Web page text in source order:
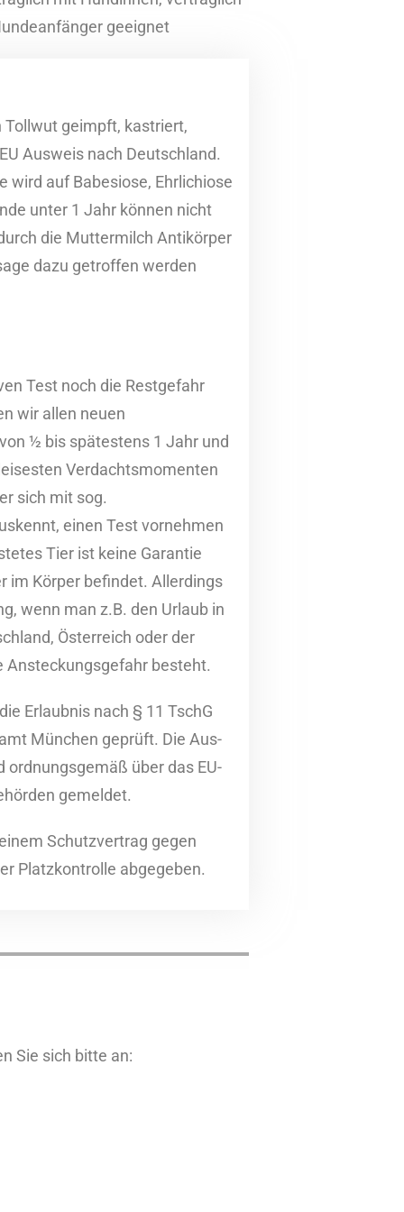
geeignet
geimpft, kastriert,
Ausweis nach Deutschland.
wird auf Babesiose, Ehrlichiose
unter 1 Jahr können nicht
die Muttermilch Antikörper
dazu getroffen werden
Test noch die Restgefahr
wir allen neuen
½ bis spätestens 1 Jahr und
Verdachtsmomenten
sich mit sog.
einen Test vornehmen
Tier ist keine Garantie
im Körper befindet. Allerdings
wenn man z.B. den Urlaub in
Österreich oder der
Ansteckungsgefahr besteht.
Erlaubnis nach § 11 TschG
München geprüft. Die Aus-
ordnungsgemäß über das EU-
gemeldet.
Schutzvertrag gegen
Platzkontrolle abgegeben.
Sie sich bitte an: